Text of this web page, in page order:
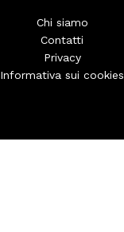
Chi siamo
Contatti
Privacy
Informativa sui cookies